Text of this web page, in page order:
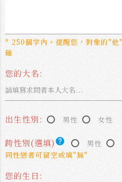
* 250個字內。提醒您，對象的"
確
您的大名:
出生性別: 男性 女性
跨性別(選填)help 男性
同性戀者可留空或填"無"
您的生日: